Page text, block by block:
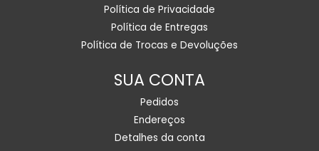
Política de Privacidade
Política de Entregas
Política de Trocas e Devoluções
SUA CONTA
Pedidos
Endereços
Detalhes da conta